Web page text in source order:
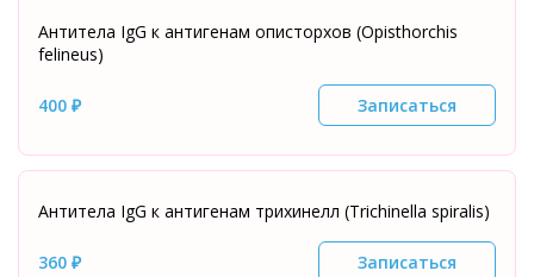
Антитела IgG к антигенам описторхов (Opisthorchis
felineus)
400 ₽ Записаться
Антитела IgG к антигенам трихинелл (Trichinella spiralis)
360 ₽ Записаться